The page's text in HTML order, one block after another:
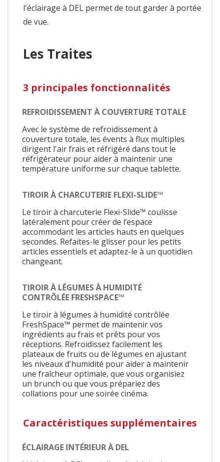
l'éclairage à DEL permet de tout garder à portée
de vue.
Les Traites
3 principales fonctionnalités
REFROIDISSEMENT À COUVERTURE TOTALE
Avec le système de refroidissement à
couverture totale, les évents à flux multiples
dirigent l'air frais et réfrigéré dans tout le
réfrigérateur pour aider à maintenir une
température uniforme sur chaque tablette.
TIROIR À CHARCUTERIE FLEXI-SLIDE™
Le tiroir à charcuterie Flexi-Slide™ coulisse
latéralement pour créer de l’espace
accommodant les articles hauts en quelques
secondes. Refaites-le glisser pour les petits
articles essentiels et adaptez-le à un quotidien
changeant.
TIROIR À LÉGUMES À HUMIDITÉ
CONTRÔLÉE FRESHSPACE™
Le tiroir à légumes à humidité contrôlée
FreshSpace™ permet de maintenir vos
ingrédients au frais et prêts pour vos
réceptions. Refroidissez facilement les
plateaux de fruits ou de légumes en ajustant
les niveaux d'humidité pour aider à maintenir
une fraîcheur optimale, que vous organisiez
un brunch ou que vous prépariez des
collations pour une soirée cinéma.
Caractéristiques supplémentaires
ÉCLAIRAGE INTÉRIEUR À DEL